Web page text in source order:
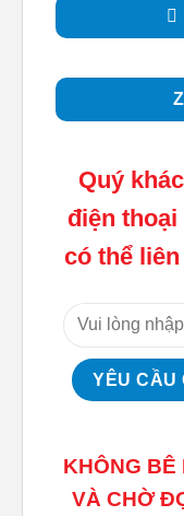
Quý
điện
có thể
KHÔNG BÊ
VÀ CHỜ